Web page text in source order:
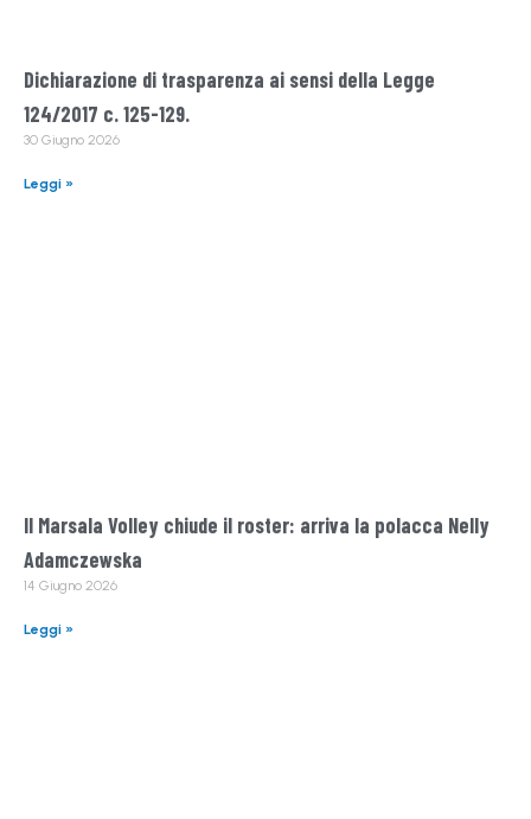
Dichiarazione di trasparenza ai sensi della Legge
124/2017 c. 125-129.
30 Giugno 2026
Leggi »
Il Marsala Volley chiude il roster: arriva la polacca Nelly
Adamczewska
14 Giugno 2026
Leggi »